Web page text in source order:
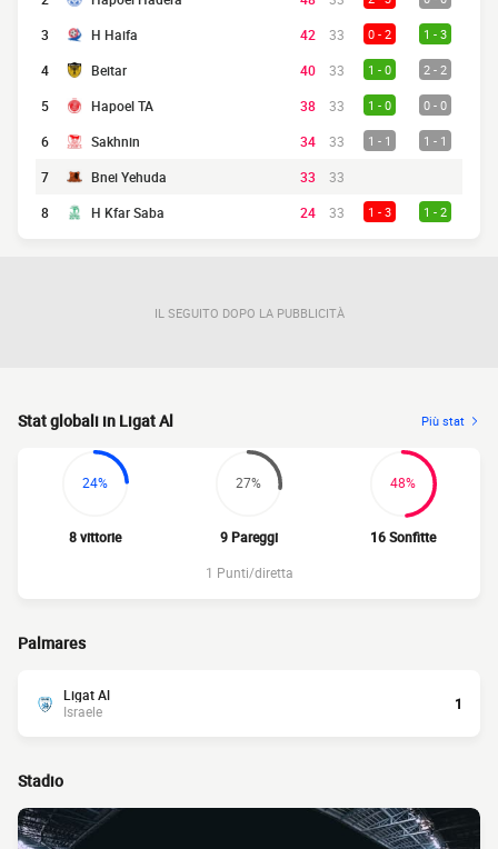
3 H Haifa 42 33 0 - 2 1 - 3
4 Beitar 40 33 1 - 0 2 - 2
5 Hapoel TA 38 33 1 - 0 0 - 0
6 Sakhnin 34 33 1 - 1 1 - 1
7 Bnei Yehuda 33
33
8
H Kfar Saba 24 33 1 - 3 1 - 2
IL SEGUITO DOPO LA PUBBLICITÀ
Stat globali in Ligat Al Più stat
24%
8 vittorie
27%
9 Pareggi
48%
16 Sonfitte
1 Punti/diretta
Palmares
Ligat Al
Israele
1
Stadio